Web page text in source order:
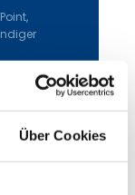
Über Cookies